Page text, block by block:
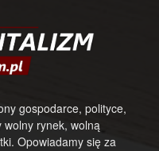
gospodarce, polityce,
rynek, wolną
Opowiadamy się za